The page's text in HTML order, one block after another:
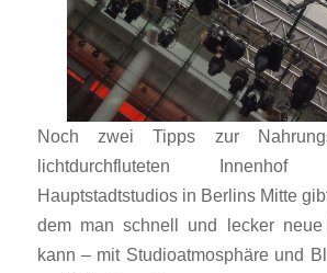
Noch zwei Tipps zur
lichtdurchfluteten
Hauptstadtstudios in Berlins Mitte
dem man schnell und lecker neue
kann – mit Studioatmosphäre und